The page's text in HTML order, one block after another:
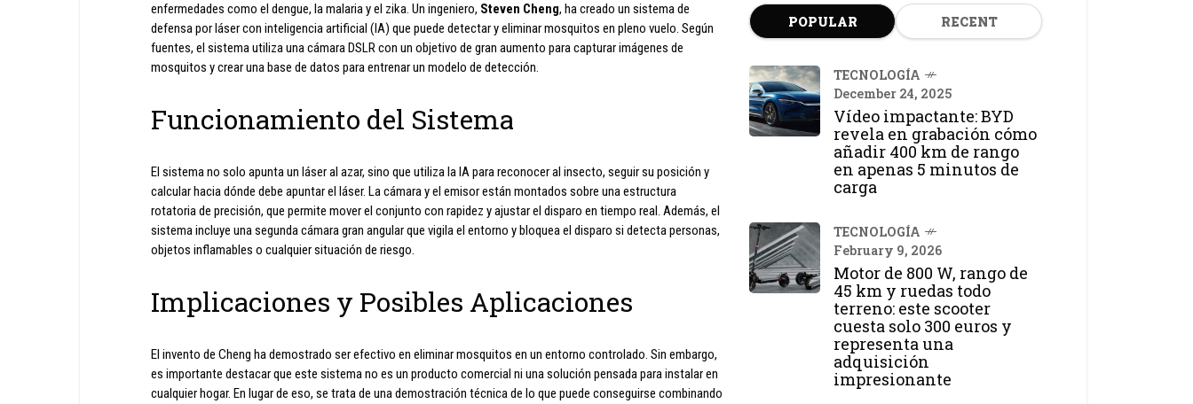
enfermedades como el dengue, la malaria y el zika. Un ingeniero, Steven Cheng, ha creado un sistema de
defensa por láser con inteligencia artificial (IA) que puede detectar y eliminar mosquitos en pleno vuelo. Según
fuentes, el sistema utiliza una cámara DSLR con un objetivo de gran aumento para capturar imágenes de
mosquitos y crear una base de datos para entrenar un modelo de detección.
Funcionamiento del Sistema
El sistema no solo apunta un láser al azar, sino que utiliza la IA para reconocer al insecto, seguir su posición y
calcular hacia dónde debe apuntar el láser. La cámara y el emisor están montados sobre una estructura
rotatoria de precisión, que permite mover el conjunto con rapidez y ajustar el disparo en tiempo real. Además, el
sistema incluye una segunda cámara gran angular que vigila el entorno y bloquea el disparo si detecta personas,
objetos inflamables o cualquier situación de riesgo.
Implicaciones y Posibles Aplicaciones
El invento de Cheng ha demostrado ser efectivo en eliminar mosquitos en un entorno controlado. Sin embargo,
es importante destacar que este sistema no es un producto comercial ni una solución pensada para instalar en
cualquier hogar. En lugar de eso, se trata de una demostración técnica de lo que puede conseguirse combinando
POPULAR RECENT
TECNOLOGÍA
December 24, 2025
Vídeo impactante: BYD
revela en grabación cómo
añadir 400 km de rango
en apenas 5 minutos de
carga
TECNOLOGÍA
February 9, 2026
Motor de 800 W, rango de
45 km y ruedas todo
terreno: este scooter
cuesta solo 300 euros y
representa una
adquisición
impresionante